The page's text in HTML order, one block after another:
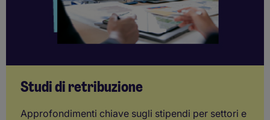
Studi di retribuzione
Approfondimenti chiave sugli stipendi per settori e